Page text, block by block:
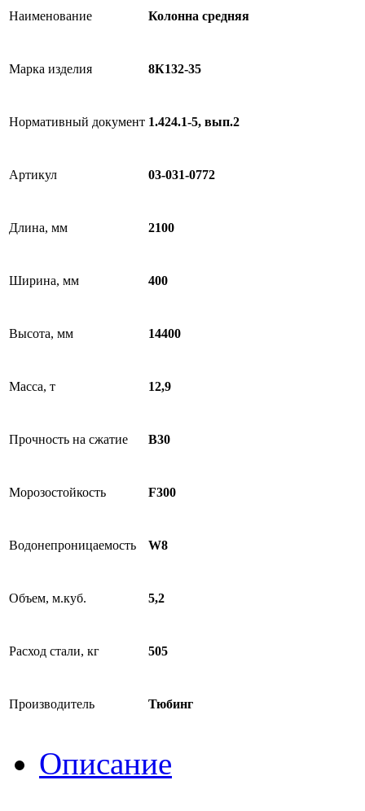
Наименование Колонна средняя
Марка изделия 8К132-35
Нормативный документ 1.424.1-5, вып.2
Артикул 03-031-0772
Длина, мм 2100
Ширина, мм 400
Высота, мм 14400
Масса, т 12,9
Прочность на сжатие B30
Морозостойкость F300
Водонепроницаемость W8
Объем, м.куб. 5,2
Расход стали, кг 505
Производитель Тюбинг
Описание